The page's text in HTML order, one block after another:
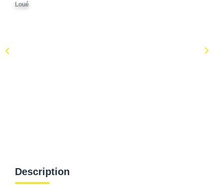
Loué
Description